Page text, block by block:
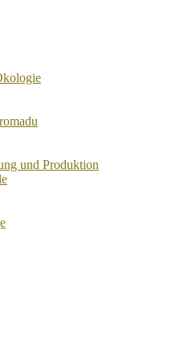
und Produktion